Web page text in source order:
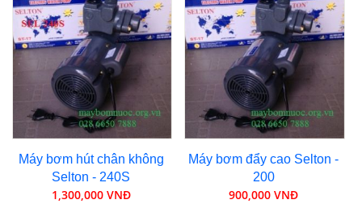
Máy bơm hút chân không
Selton - 240S
1,300,000 VNĐ
Máy bơm đẩy cao Selton -
200
900,000 VNĐ